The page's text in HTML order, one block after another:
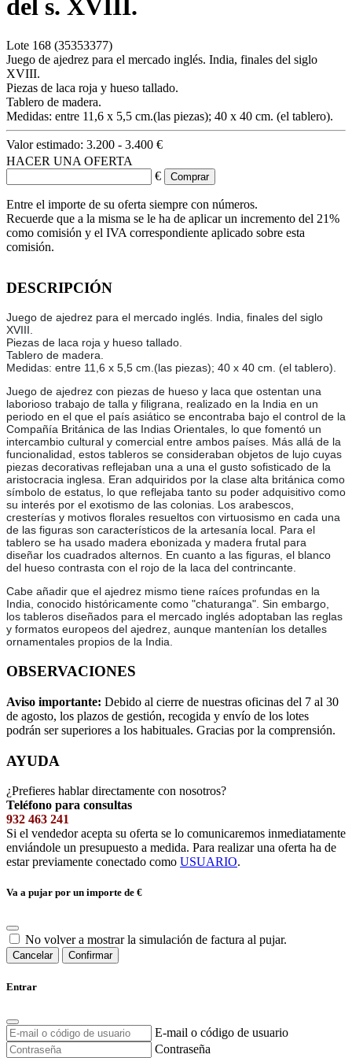
del s. XVIII.
Lote 168 (35353377)
Juego de ajedrez para el mercado inglés. India, finales del siglo
XVIII.
Piezas de laca roja y hueso tallado.
Tablero de madera.
Medidas: entre 11,6 x 5,5 cm.(las piezas); 40 x 40 cm. (el tablero).
Valor estimado: 3.200 - 3.400 €
HACER UNA OFERTA
€
Entre el importe de su oferta siempre con números.
Recuerde que a la misma se le ha de aplicar un incremento del 21%
como comisión y el IVA correspondiente aplicado sobre esta
comisión.
DESCRIPCIÓN
Juego de ajedrez para el mercado inglés. India, finales del siglo
XVIII.
Piezas de laca roja y hueso tallado.
Tablero de madera.
Medidas: entre 11,6 x 5,5 cm.(las piezas); 40 x 40 cm. (el tablero).
Juego de ajedrez con piezas de hueso y laca que ostentan una
laborioso trabajo de talla y filigrana, realizado en la India en un
periodo en el que el país asiático se encontraba bajo el control de la
Compañía Británica de las Indias Orientales, lo que fomentó un
intercambio cultural y comercial entre ambos países. Más allá de la
funcionalidad, estos tableros se consideraban objetos de lujo cuyas
piezas decorativas reflejaban una a una el gusto sofisticado de la
aristocracia inglesa. Eran adquiridos por la clase alta británica como
símbolo de estatus, lo que reflejaba tanto su poder adquisitivo como
su interés por el exotismo de las colonias. Los arabescos,
cresterías y motivos florales resueltos con virtuosismo en cada una
de las figuras son característicos de la artesanía local. Para el
tablero se ha usado madera ebonizada y madera frutal para
diseñar los cuadrados alternos. En cuanto a las figuras, el blanco
del hueso contrasta con el rojo de la laca del contrincante.
Cabe añadir que el ajedrez mismo tiene raíces profundas en la
India, conocido históricamente como "chaturanga". Sin embargo,
los tableros diseñados para el mercado inglés adoptaban las reglas
y formatos europeos del ajedrez, aunque mantenían los detalles
ornamentales propios de la India.
OBSERVACIONES
Aviso importante: Debido al cierre de nuestras oficinas del 7 al 30
de agosto, los plazos de gestión, recogida y envío de los lotes
podrán ser superiores a los habituales. Gracias por la comprensión.
AYUDA
¿Prefieres hablar directamente con nosotros?
Teléfono para consultas
932 463 241
Si el vendedor acepta su oferta se lo comunicaremos inmediatamente
enviándole un presupuesto a medida. Para realizar una oferta ha de
estar previamente conectado como USUARIO.
Va a pujar por un importe de €
No volver a mostrar la simulación de factura al pujar.
Cancelar Confirmar
Entrar
E-mail o código de usuario
Contraseña